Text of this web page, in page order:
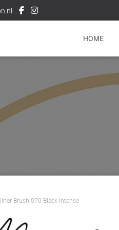
HOME
Brush 070 Black Intense